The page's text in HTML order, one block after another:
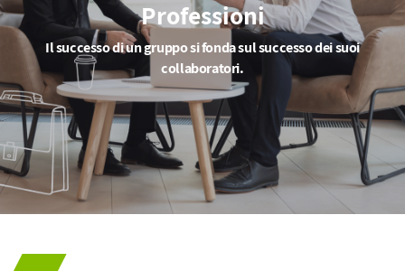
Professioni
Il successo di un gruppo si fonda sul successo dei suoi
collaboratori.